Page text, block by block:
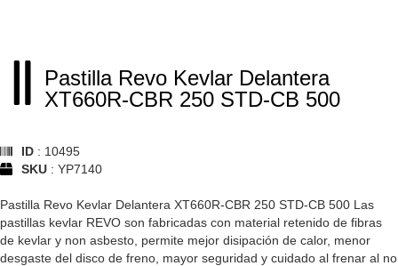
Pastilla Revo Kevlar Delantera
XT660R-CBR 250 STD-CB 500
ID : 10495
SKU : YP7140
Pastilla Revo Kevlar Delantera XT660R-CBR 250 STD-CB 500 Las
pastillas kevlar REVO son fabricadas con material retenido de fibras
de kevlar y non asbesto, permite mejor disipación de calor, menor
desgaste del disco de freno, mayor seguridad y cuidado al frenar al no